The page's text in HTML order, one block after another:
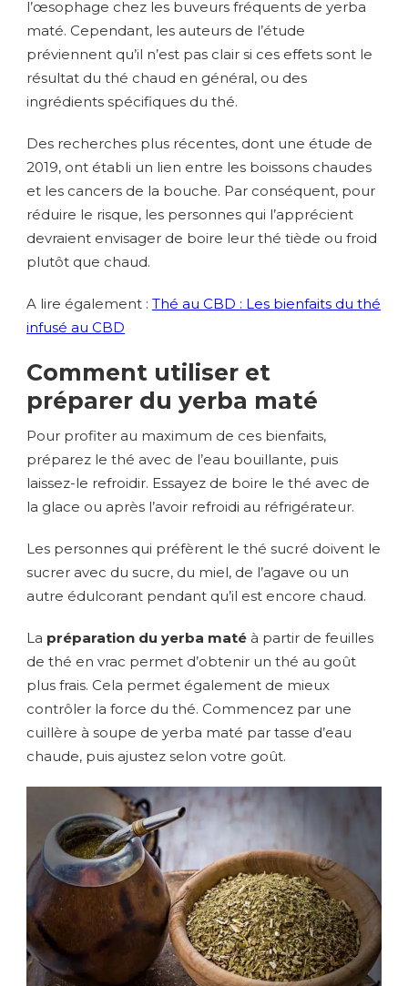
l’œsophage chez les buveurs fréquents de yerba
maté. Cependant, les auteurs de l’étude
préviennent qu’il n’est pas clair si ces effets sont le
résultat du thé chaud en général, ou des
ingrédients spécifiques du thé.
Des recherches plus récentes, dont une étude de
2019, ont établi un lien entre les boissons chaudes
et les cancers de la bouche. Par conséquent, pour
réduire le risque, les personnes qui l’apprécient
devraient envisager de boire leur thé tiède ou froid
plutôt que chaud.
A lire également : Thé au CBD : Les bienfaits du thé
infusé au CBD
Comment utiliser et
préparer du yerba maté
Pour profiter au maximum de ces bienfaits,
préparez le thé avec de l’eau bouillante, puis
laissez-le refroidir. Essayez de boire le thé avec de
la glace ou après l’avoir refroidi au réfrigérateur.
Les personnes qui préfèrent le thé sucré doivent le
sucrer avec du sucre, du miel, de l’agave ou un
autre édulcorant pendant qu’il est encore chaud.
La préparation du yerba maté à partir de feuilles
de thé en vrac permet d’obtenir un thé au goût
plus frais. Cela permet également de mieux
contrôler la force du thé. Commencez par une
cuillère à soupe de yerba maté par tasse d’eau
chaude, puis ajustez selon votre goût.